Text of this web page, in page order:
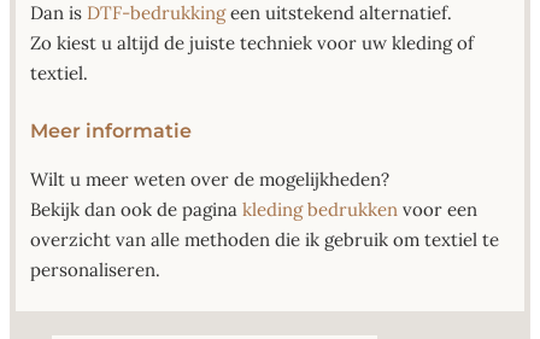
Dan is DTF-bedrukkingeen uitstekend alternatief.
Zo kiest u altijd de juiste techniek voor uw kleding of
textiel.
Meer informatie
Wilt u meer weten over de mogelijkheden?
Bekijk dan ook de pagina kleding bedrukken voor een
overzicht van alle methoden die ik gebruik om textiel te
personaliseren.